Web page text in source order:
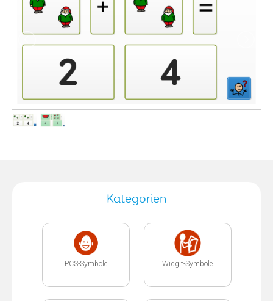
Kategorien
PCS-Symbole Widgit-Symbole